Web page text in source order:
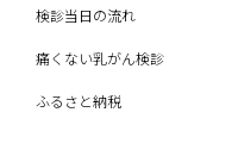
検診当日の流れ
痛くない乳がん検診
ふるさと納税